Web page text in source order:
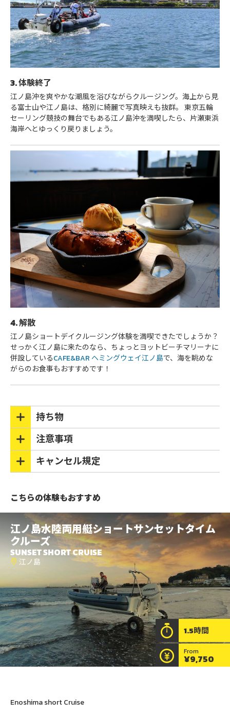
3. 体験終了
江ノ島沖を爽やかな潮風を浴びながらクルージング。海上から見
る富士山や江ノ島は、格別に綺麗で写真映えも抜群。 東京五輪
セーリング競技の舞台でもある江ノ島沖を満喫したら、片瀬東浜
海岸へとゆっくり戻りましょう。
4. 解散
江ノ島ショートデイクルージング体験を満喫できたでしょうか？
せっかく江ノ島に来たのなら、ちょっとヨットビーチマリーナに
併設しているCAFE&BAR ヘミングウェイ江ノ島で、海を眺めな
がらのお食事もおすすめです！
持ち物
注意事項
キャンセル規定
こちらの体験もおすすめ
江ノ島水陸両用艇ショートサンセットタイム
クルーズ
SUNSET SHORT CRUISE
江ノ島
1.5時間
From
¥9,750
江ノ島
Enoshima short Cruise